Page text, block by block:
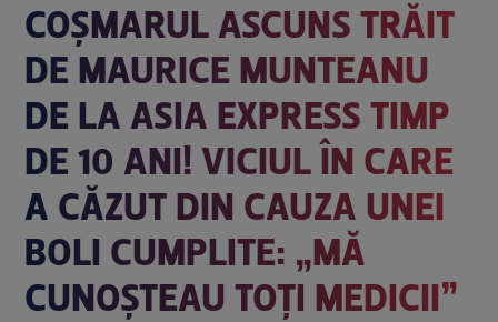
COȘMARUL ASCUNS TRĂIT
DE MAURICE MUNTEANU
DE LA ASIA EXPRESS TIMP
DE 10 ANI! VICIUL ÎN CARE
A CĂZUT DIN CAUZA UNEI
BOLI CUMPLITE: „MĂ
CUNOȘTEAU TOȚI MEDICII”